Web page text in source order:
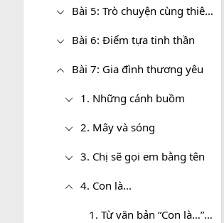
Bài 5: Trò chuyện cùng thiên nhiên
Bài 6: Điểm tựa tinh thần
Bài 7: Gia đình thương yêu
1. Những cánh buồm
2. Mây và sóng
3. Chị sẽ gọi em bằng tên
4. Con là...
1. Từ văn bản “Con là…”, em hãy viết đoạn văn nêu suy nghĩ về tình yêu thương cha mẹ dành cho con